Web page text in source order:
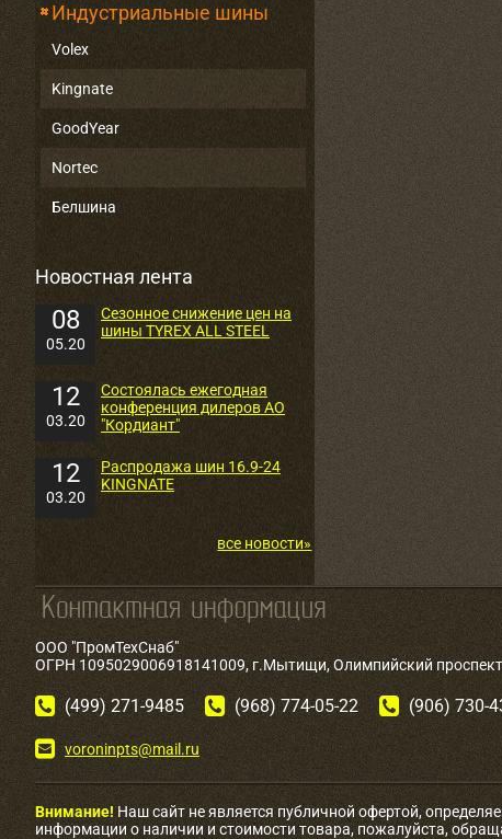
Индустриальные шины
Volex
Kingnate
GoodYear
Nortec
Белшина
Новостная лента
08
05.20
Сезонное снижение цен на
шины TYREX ALL STEEL
12
03.20
Состоялась ежегодная
конференция дилеров АО
"Кордиант"
12
03.20
Распродажа шин 16.9-24
KINGNATE
все новости»
ООО "ПромТехСнаб"
ОГРН 1095029006918141009, г.Мытищи, Олимпийский
(499) 271-9485 (968) 774-05-22 (906) 730-
voroninpts@mail.ru
Внимание! Наш сайт не является публичной офертой,
информации о наличии и стоимости товара, пожалуйста,